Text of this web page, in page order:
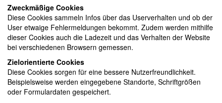
Zweckmäßige Cookies
Diese Cookies sammeln Infos über das Userverhalten und ob der
User etwaige Fehlermeldungen bekommt. Zudem werden mithilfe
dieser Cookies auch die Ladezeit und das Verhalten der Website
bei verschiedenen Browsern gemessen.
Zielorientierte Cookies
Diese Cookies sorgen für eine bessere Nutzerfreundlichkeit.
Beispielsweise werden eingegebene Standorte, Schriftgrößen
oder Formulardaten gespeichert.